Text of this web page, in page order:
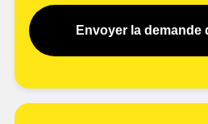
Envoyer la demande